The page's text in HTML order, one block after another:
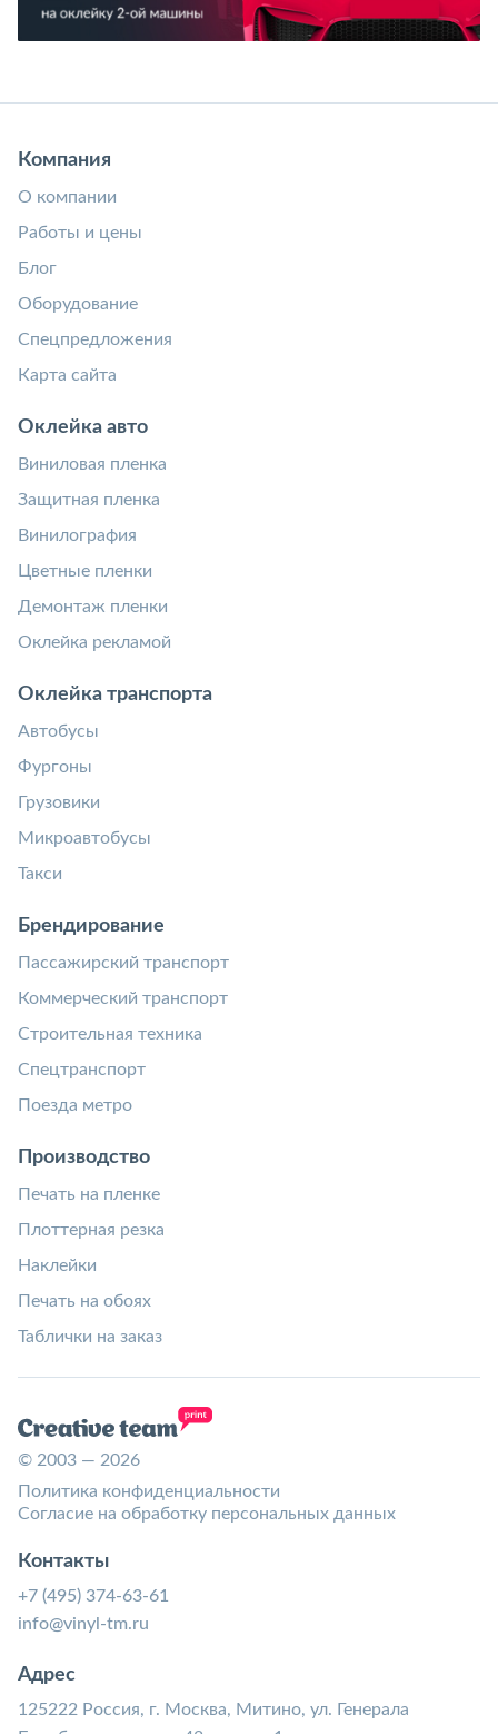
Компания
О компании
Работы и цены
Блог
Оборудование
Спецпредложения
Карта сайта
Оклейка авто
Виниловая пленка
Защитная пленка
Винилография
Цветные пленки
Демонтаж пленки
Оклейка рекламой
Оклейка транспорта
Автобусы
Фургоны
Грузовики
Микроавтобусы
Такси
Брендирование
Пассажирский транспорт
Коммерческий транспорт
Строительная техника
Спецтранспорт
Поезда метро
Производство
Печать на пленке
Плоттерная резка
Наклейки
Печать на обоях
Таблички на заказ
© 2003 — 2026
Политика конфиденциальности
Согласие на обработку персональных данных
Контакты
+7 (495) 374-63-61
info@vinyl-tm.ru
Адрес
125222 Россия, г. Москва, Митино, ул. Генерала